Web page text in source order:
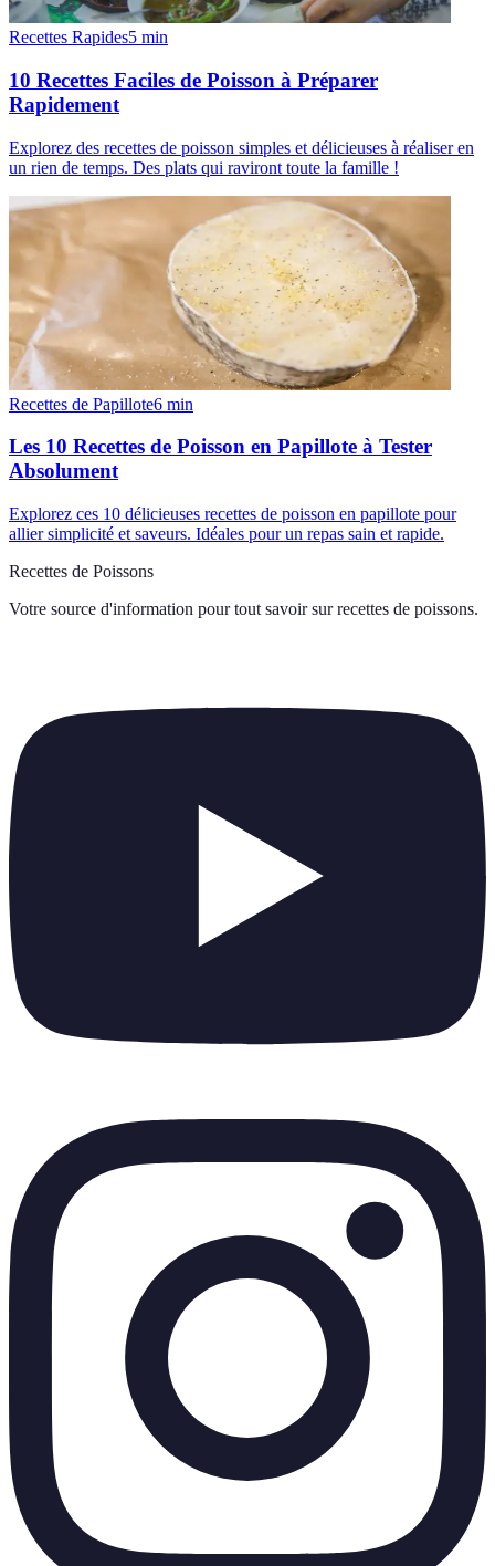
Recettes Rapides5 min
10 Recettes Faciles de Poisson à Préparer
Rapidement
Explorez des recettes de poisson simples et délicieuses à réaliser en
un rien de temps. Des plats qui raviront toute la famille !
Recettes de Papillote6 min
Les 10 Recettes de Poisson en Papillote à Tester
Absolument
Explorez ces 10 délicieuses recettes de poisson en papillote pour
allier simplicité et saveurs. Idéales pour un repas sain et rapide.
Recettes de Poissons
Votre source d'information pour tout savoir sur recettes de poissons.